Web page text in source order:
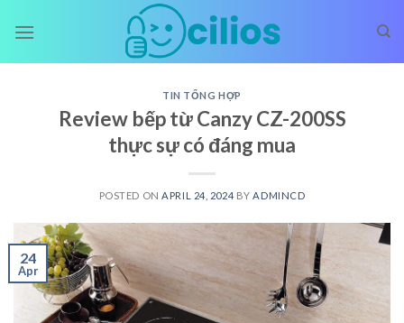
TIN TỔNG HỢP
Review bếp từ Canzy CZ-200SS
thực sự có đáng mua
POSTED ON APRIL 24, 2024 BY ADMINCD
24
Apr